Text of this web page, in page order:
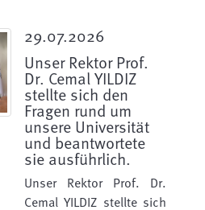
29.07.2026
Unser Rektor Prof.
Dr. Cemal YILDIZ
stellte sich den
Fragen rund um
unsere Universität
und beantwortete
sie ausführlich.
Unser Rektor Prof. Dr.
Cemal YILDIZ stellte sich